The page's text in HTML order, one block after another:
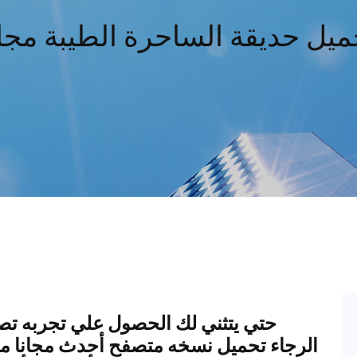
حديقة الساحرة الطيبة
حتي يتثني لك الحصول علي تجربه
الرجاء تحميل نسخه متصفح أحدث مجانا